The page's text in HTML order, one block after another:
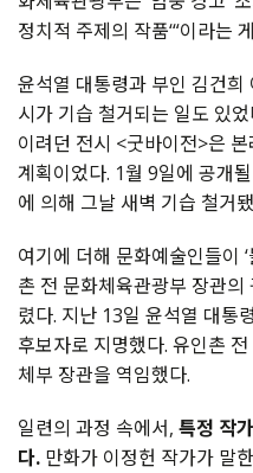
정치적 주제의 작품‘“이라는
윤석열 대통령과 부인 김건
시가 기습 철거되는 일도 있
이려던 전시 <굿바이전>은
계획이었다. 1월 9일에 공개
에 의해 그날 새벽 기습 철거
여기에 더해 문화예술인들이
촌 전 문화체육관광부 장관
렸다. 지난 13일 윤석열 대통
후보자로 지명했다. 유인촌
체부 장관을 역임했다.
일련의 과정 속에서, 특정 작
다. 만화가 이정헌 작가가 말한